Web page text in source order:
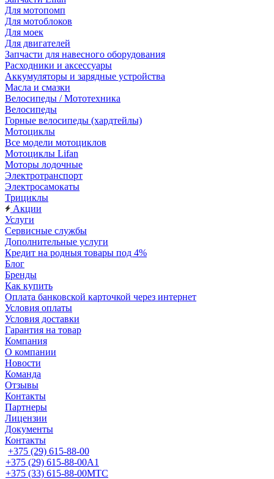
Для мотопомп
Для мотоблоков
Для моек
Для двигателей
Запчасти для навесного оборудования
Расходники и аксессуары
Аккумуляторы и зарядные устройства
Масла и смазки
Велосипеды / Мототехника
Велосипеды
Горные велосипеды (хардтейлы)
Мотоциклы
Все модели мотоциклов
Мотоциклы Lifan
Моторы лодочные
Электротранспорт
Электросамокаты
Трициклы
Акции
Услуги
Сервисные службы
Дополнительные услуги
Кредит на родныя товары под 4%
Блог
Бренды
Как купить
Оплата банковской карточкой через интернет
Условия оплаты
Условия доставки
Гарантия на товар
Компания
О компании
Новости
Команда
Отзывы
Контакты
Партнеры
Лицензии
Документы
Контакты
+375 (29) 615-88-00
+375 (29) 615-88-00A1
+375 (33) 615-88-00МТС